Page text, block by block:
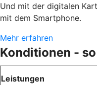
Und mit der digitalen
mit dem Smartphone.
Mehr erfahren
Konditionen -
Leistungen